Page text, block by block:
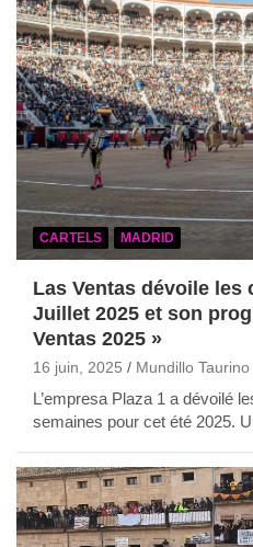
CARTELS MADRID
Las Ventas dévoile
Juillet 2025 et son
Ventas 2025 »
16 juin, 2025 Mundillo Taurino
L’empresa Plaza 1 a dévoilé
semaines pour cet été 2025.